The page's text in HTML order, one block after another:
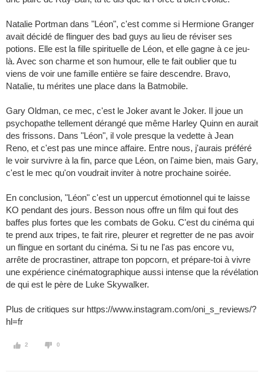
Natalie Portman dans "Léon", c'est comme si Hermione Granger
avait décidé de flinguer des bad guys au lieu de réviser ses
potions. Elle est la fille spirituelle de Léon, et elle gagne à ce jeu-
là. Avec son charme et son humour, elle te fait oublier que tu
viens de voir une famille entière se faire descendre. Bravo,
Natalie, tu mérites une place dans la Batmobile.
Gary Oldman, ce mec, c'est le Joker avant le Joker. Il joue un
psychopathe tellement dérangé que même Harley Quinn en aurait
des frissons. Dans "Léon", il vole presque la vedette à Jean
Reno, et c'est pas une mince affaire. Entre nous, j'aurais préféré
le voir survivre à la fin, parce que Léon, on l'aime bien, mais Gary,
c'est le mec qu'on voudrait inviter à notre prochaine soirée.
En conclusion, "Léon" c'est un uppercut émotionnel qui te laisse
KO pendant des jours. Besson nous offre un film qui fout des
baffes plus fortes que les combats de Goku. C'est du cinéma qui
te prend aux tripes, te fait rire, pleurer et regretter de ne pas avoir
un flingue en sortant du cinéma. Si tu ne l'as pas encore vu,
arrête de procrastiner, attrape ton popcorn, et prépare-toi à vivre
une expérience cinématographique aussi intense que la révélation
de qui est le père de Luke Skywalker.
Plus de critiques sur https://www.instagram.com/oni_s_reviews/?
hl=fr
2 0